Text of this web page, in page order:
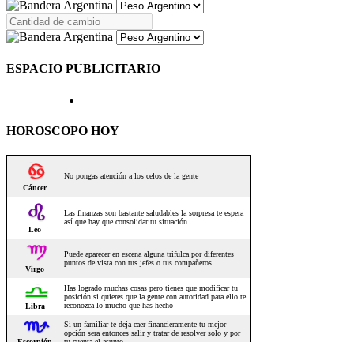
ESPACIO PUBLICITARIO
HOROSCOPO HOY